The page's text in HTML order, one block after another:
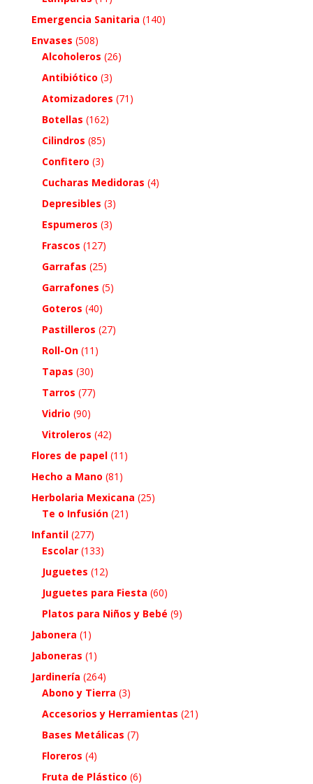
Emergencia Sanitaria (140)
Envases (508)
Alcoholeros (26)
Antibiótico (3)
Atomizadores (71)
Botellas (162)
Cilindros (85)
Confitero (3)
Cucharas Medidoras (4)
Depresibles (3)
Espumeros (3)
Frascos (127)
Garrafas (25)
Garrafones (5)
Goteros (40)
Pastilleros (27)
Roll-On (11)
Tapas (30)
Tarros (77)
Vidrio (90)
Vitroleros (42)
Flores de papel (11)
Hecho a Mano (81)
Herbolaria Mexicana (25)
Te o Infusión (21)
Infantil (277)
Escolar (133)
Juguetes (12)
Juguetes para Fiesta (60)
Platos para Niños y Bebé (9)
Jabonera (1)
Jaboneras (1)
Jardinería (264)
Abono y Tierra (3)
Accesorios y Herramientas (21)
Bases Metálicas (7)
Floreros (4)
Fruta de Plástico (6)